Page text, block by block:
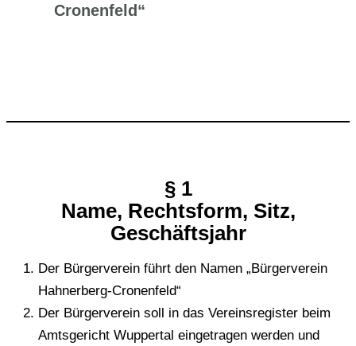
Cronenfeld“
§ 1
Name, Rechts­form, Sitz,
Geschäftsjahr
Der Bür­ger­ver­ein führt den Namen „Bür­ger­ver­ein
Hahnerberg-Cronenfeld“
Der Bür­ger­ver­ein soll in das Ver­eins­re­gis­ter beim
Amts­ge­richt Wup­per­tal ein­ge­tra­gen werden und